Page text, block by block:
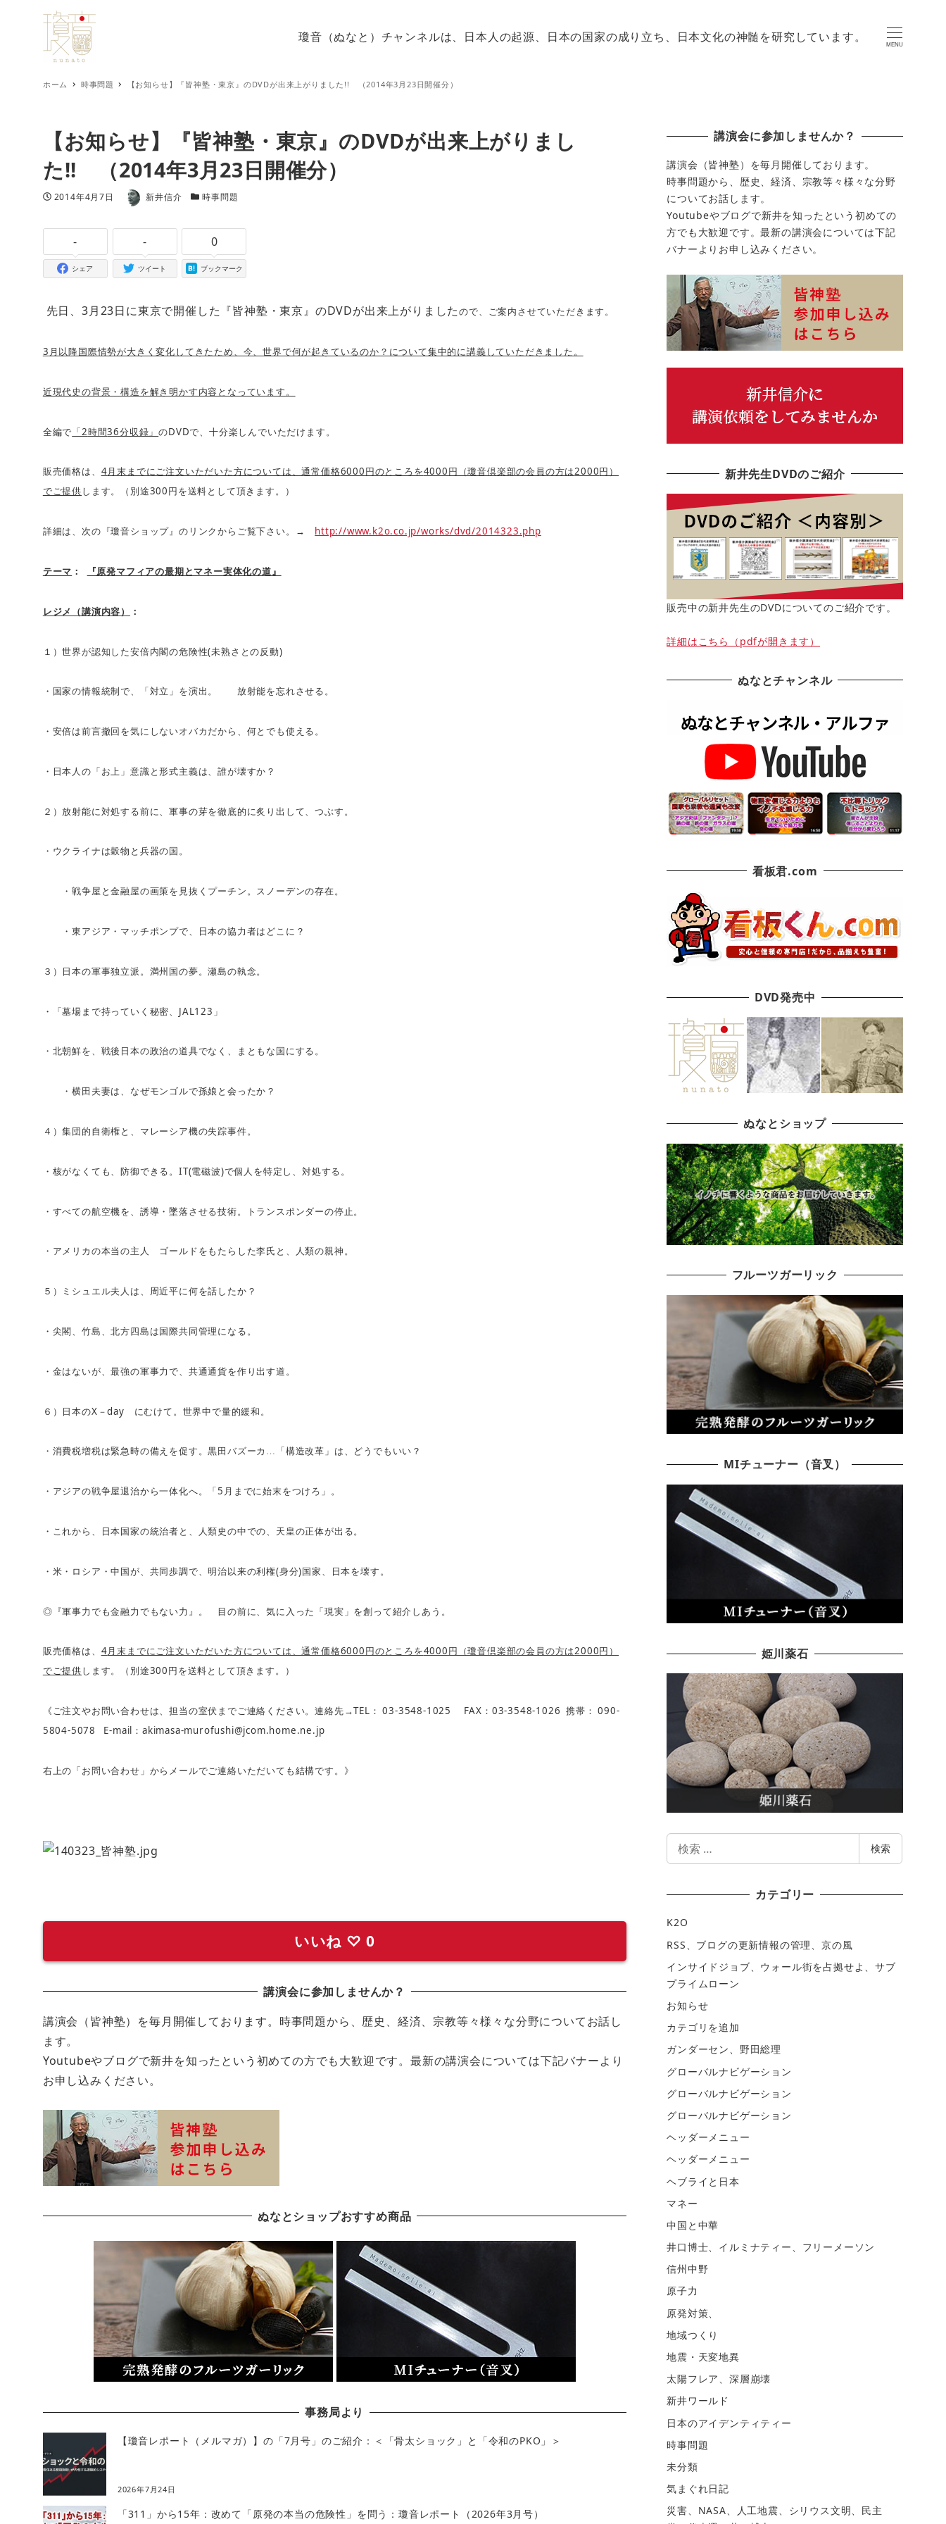
瓊音（ぬなと）チャンネルは、日本人の起源、日本の国家の成り立ち、日本文化の神髄を研究しています。
MENU
ホーム 時事問題 【お知らせ】『皆神塾・東京』のDVDが出来上がりました!! （2014年3月23日開催分）
【お知らせ】『皆神塾・東京』のDVDが出来上がりまし
た!! （2014年3月23日開催分）
投稿日
2014年4月7日 著者 新井信介 カテゴリー
時事問題
-
シェア
-
ツイート
0
ブックマーク
先日、3月23日に東京で開催した『皆神塾・東京』のDVDが出来上がりましたので、ご案内させていただきます。
3 月以降国際情勢が大きく変化してきたため、今、世界で何が起きているのか？について集中的に講義していただきました。
近現代史の背景・構造を解き明かす内容となっています。
全編で 「 2時間36分収録」のDVDで、十分楽しんでいただけます。
販売価格は、 4月末までにご注文いただいた方については、通常価格6000 円のところを4000 円（瓊音倶楽部の会員の方は2000 円）
でご提供 します。（別途300 円を送料として頂きます。）
詳細は、次の『瓊音ショップ』のリンクからご覧下さい。→ http://www.k2o.co.jp/works/dvd/2014323.php
テーマ ： 『原発マフィアの最期とマネー実体化の道』
レジメ（講演内容） ：
１）世界が認知した安倍内閣の危険性(未熟さとの反動)
・国家の情報統制で、「対立」を演出。 放射能を忘れさせる。
・安倍は前言撤回を気にしないオバカだから、何とでも使える。
・日本人の「お上」意識と形式主義は、誰が壊すか？
２）放射能に対処する前に、軍事の芽を徹底的に炙り出して、つぶす。
・ウクライナは穀物と兵器の国。
・戦争屋と金融屋の画策を見抜くプーチン。スノーデンの存在。
・東アジア・マッチポンプで、日本の協力者はどこに？
３）日本の軍事独立派。満州国の夢。瀬島の執念。
・「墓場まで持っていく秘密、 JAL123 」
・北朝鮮を、戦後日本の政治の道具でなく、まともな国にする。
・横田夫妻は、なぜモンゴルで孫娘と会ったか？
４）集団的自衛権と、マレーシア機の失踪事件。
・核がなくても、防御できる。 IT(電磁波)で個人を特定し、対処する。
・すべての航空機を、誘導・墜落させる技術。トランスポンダーの停止。
・アメリカの本当の主人 ゴールドをもたらした李氏と、人類の親神。
５）ミシュエル夫人は、周近平に何を話したか？
・尖閣、竹島、北方四島は国際共同管理になる。
・金はないが、最強の軍事力で、共通通貨を作り出す道。
６）日本のX －day にむけて。世界中で量的緩和。
・消費税増税は緊急時の備えを促す。黒田バズーカ…「構造改革」は、どうでもいい？
・アジアの戦争屋退治から一体化へ。「5 月までに始末をつけろ」。
・これから、日本国家の統治者と、人類史の中での、天皇の正体が出る。
・米・ロシア・中国が、共同歩調で、明治以来の利権(身分) 国家、日本を壊す。
◎『軍事力でも金融力でもない力』。 目の前に、気に入った「現実」を創って紹介しあう。
販売価格は、 4月末までにご注文いただいた方については、通常価格6000 円のところを4000 円（瓊音倶楽部の会員の方は2000 円）
でご提供 します。（別途300 円を送料として頂きます。）
《ご注文やお問い合わせは、担当の室伏までご連絡ください。連絡先→TEL ： 03-3548-1025 FAX ： 03-3548-1026携帯： 090-
5804-5078 E-mail ：akimasa-murofushi@jcom.home.ne.jp
右上の「お問い合わせ」からメールでご連絡いただいても結構です。》
いいね ♡ 0
講演会に参加しませんか？
講演会（皆神塾）を毎月開催しております。時事問題から、歴史、経済、宗教等々様々な分野についてお話し
ます。
Youtubeやブログで新井を知ったという初めての方でも大歓迎です。最新の講演会については下記バナーより
お申し込みください。
ぬなとショップおすすめ商品
事務局より
【瓊音レポート（メルマガ）】の「7月号」のご紹介：＜「骨太ショック」と「令和のPKO」＞
2026年7月24日
「311」から15年：改めて「原発の本当の危険性」を問う：瓊音レポート（2026年3月号）
講演会に参加しませんか？
講演会（皆神塾）を毎月開催しております。
時事問題から、歴史、経済、宗教等々様々な分野
についてお話します。
Youtubeやブログで新井を知ったという初めての
方でも大歓迎です。最新の講演会については下記
バナーよりお申し込みください。
新井先生DVDのご紹介
販売中の新井先生のDVDについてのご紹介です。
詳細はこちら（pdfが開きます）
ぬなとチャンネル
看板君.com
DVD発売中
ぬなとショップ
フルーツガーリック
MIチューナー（音叉）
姫川薬石
検
検索
カテゴリー
K2O
RSS、ブログの更新情報の管理、京の風
インサイドジョブ、ウォール街を占拠せよ、サブ
プライムローン
お知らせ
カテゴリを追加
ガンダーセン、野田総理
グローバルナビゲーション
グローバルナビゲーション
グローバルナビゲーション
ヘッダーメニュー
ヘッダーメニュー
ヘブライと日本
マネー
中国と中華
井口博士、イルミナティー、フリーメーソン
信州中野
原子力
原発対策、
地域つくり
地震・天変地異
太陽フレア、深層崩壊
新井ワールド
日本のアイデンティティー
時事問題
未分類
気まぐれ日記
災害、NASA、人工地震、シリウス文明、民主